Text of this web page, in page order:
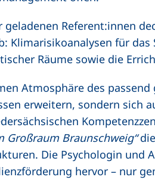
geladenen Referent:innen
Klimarisikoanalysen für
Räume sowie die
Atmosphäre des
erweitern, sondern sich
Großraum Braunschweig“
Die Psychologin und
hervor – nur